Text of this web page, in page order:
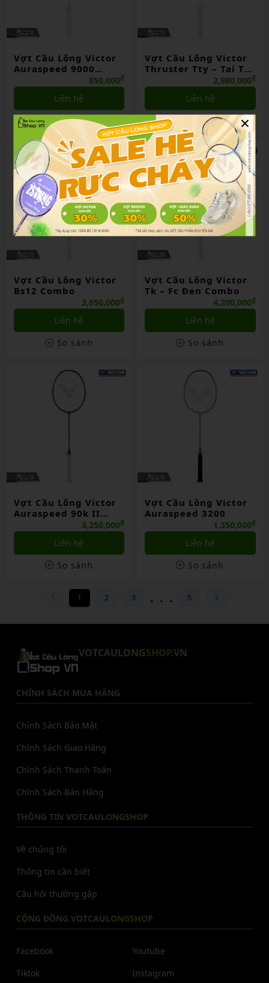
Vợt Cầu Lông Victor
Auraspeed 9000
850,000₫
Liên hệ
So sánh
Vợt Cầu Lông Victor
Thruster Tty – Tai Tzu
Ying Chính Hãng2,980,000₫
Liên hệ
So sánh
Vợt Cầu Lông Victor
Bs12 Combo
3,650,000₫
Liên hệ
So sánh
Vợt Cầu Lông Victor
Tk – Fc Đen Combo
4,200,000₫
Liên hệ
So sánh
Vợt Cầu Lông Victor
Auraspeed 90k II
3,250,000₫
Liên hệ
So sánh
Vợt Cầu Lông Victor
Auraspeed 3200
1,350,000₫
Liên hệ
So sánh
1 2 3 ... 5
VOTCAULONGSHOP.VN
CHÍNH SÁCH MUA HÀNG
Chính Sách Bảo Mật
Chính Sách Giao Hàng
Chính Sách Thanh Toán
Chính Sách Bán Hàng
THÔNG TIN VOTCAULONGSHOP
Về chúng tôi
Thông tin cần biết
Câu hỏi thường gặp
CỘNG ĐỒNG VOTCAULONGSHOP
Facebook
Tiktok
Youtube
Instagram
×